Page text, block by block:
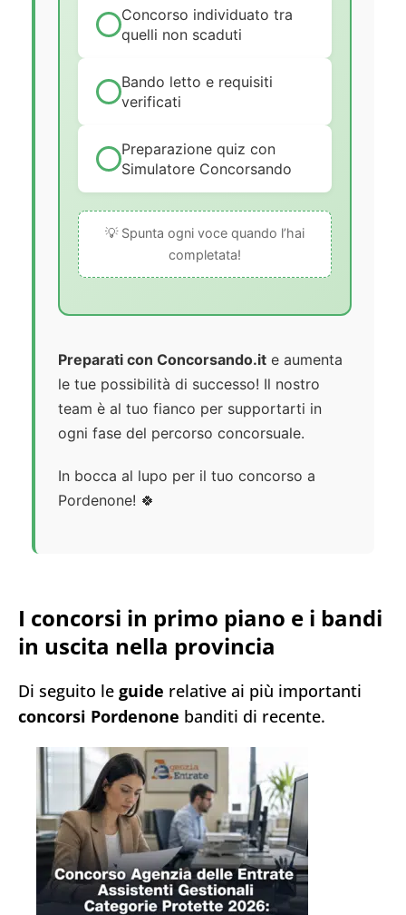
Concorso individuato tra
quelli non scaduti
Bando letto e requisiti
verificati
Preparazione quiz con
Simulatore Concorsando
💡 Spunta ogni voce quando l’hai
completata!
Preparati con Concorsando.it e aumenta
le tue possibilità di successo! Il nostro
team è al tuo fianco per supportarti in
ogni fase del percorso concorsuale.
In bocca al lupo per il tuo concorso a
Pordenone! 🍀
I concorsi in primo piano e i bandi
in uscita nella provincia
Di seguito le guide relative ai più importanti
concorsi Pordenone banditi di recente.